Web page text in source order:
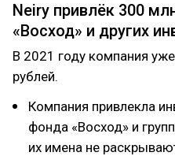
Neiry привлёк 300
«Восход» и других
В 2021 году компания
рублей.
Компания привлекла
фонда «Восход» и
их имена не